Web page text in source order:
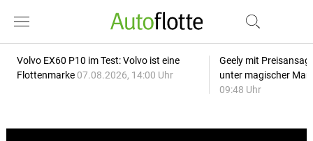
Volvo EX60 P10 im Test: Volvo ist eine
Flottenmarke 07.08.2026, 14:00 Uhr
Geely mit
unter magischer
09:48 Uhr